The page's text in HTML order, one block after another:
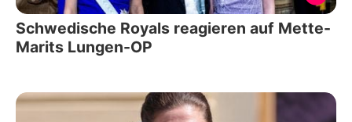
Schwedische Royals reagieren auf Mette-
Marits Lungen-OP